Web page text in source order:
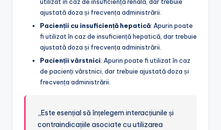
ajustată doza și frecvența administrării.
Pacienții cu insuficiență hepatică: Apurin poate
fi utilizat în caz de insuficiență hepatică, dar trebuie
ajustată doza și frecvența administrării.
Pacienții vârstnici: Apurin poate fi utilizat în caz
de pacienți vârstnici, dar trebuie ajustată doza și
frecvența administrării.
„Este esențial să înțelegem interacțiunile și
contraindicațiile asociate cu utilizarea